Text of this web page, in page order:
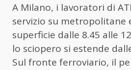
A Milano, i lavoratori di
servizio su metropolitane
superficie dalle 8.45 alle
lo sciopero si estende
Sul fronte ferroviario, il